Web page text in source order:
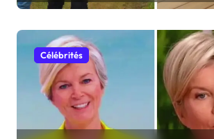
Célébrités